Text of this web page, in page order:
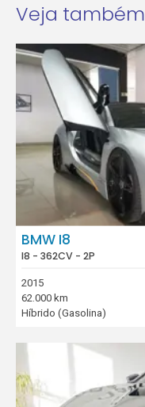
Veja também
BMW I8
I8 - 362CV - 2P
2015
62.000 km
Híbrido (Gasolina)